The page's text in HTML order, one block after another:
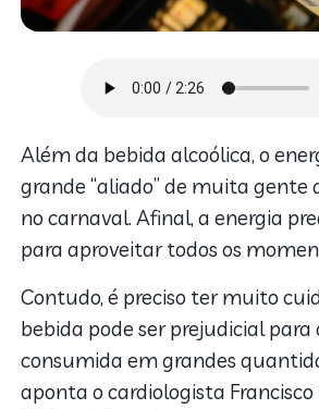
Além da bebida alcoólica, o
grande “aliado” de muita gente
no carnaval. Afinal, a energia
para aproveitar todos os
Contudo, é preciso ter muito
bebida pode ser prejudicial para
consumida em grandes
aponta o cardiologista Francisco